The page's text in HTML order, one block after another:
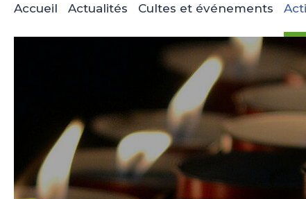
Accueil Actualités Cultes et événements